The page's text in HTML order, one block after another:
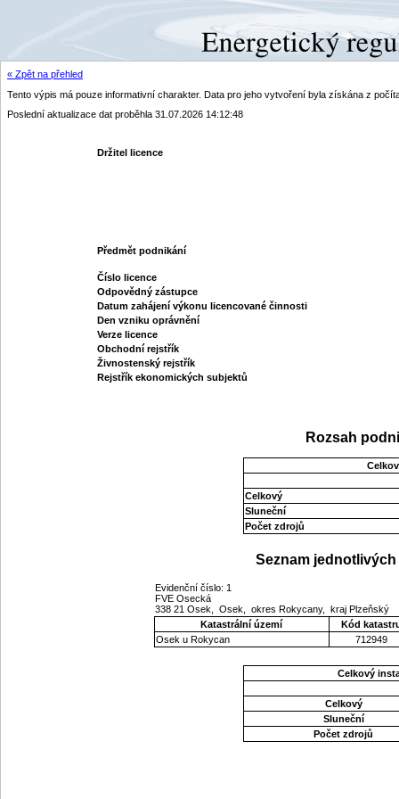
« Zpět na přehled
Tento výpis má pouze informativní charakter. Data pro jeho vytvoření byla získána z
Poslední aktualizace dat proběhla 31.07.2026 14:12:48
Držitel licence
Předmět podnikání
Číslo licence
Odpovědný zástupce
Datum zahájení výkonu licencované činnosti
Den vzniku oprávnění
Verze licence
Obchodní rejstřík
Živnostenský rejstřík
Rejstřík ekonomických subjektů
Rozsah
Celkový
Sluneční
Počet zdrojů
Seznam
Evidenční číslo: 1
FVE Osecká
338 21 Osek, Osek, okres Rokycany, kraj Plzeňský
Katastrální území
Kód
Osek u Rokycan
712949
Celkový
Celkový
Sluneční
Počet zdrojů